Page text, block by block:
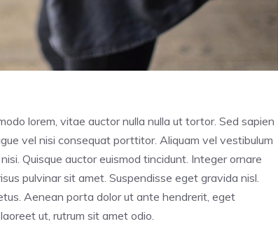
lorem, vitae auctor nulla nulla ut tortor. Sed sapien
vel nisi consequat porttitor. Aliquam vel vestibulum
Quisque auctor euismod tincidunt. Integer ornare
pulvinar sit amet. Suspendisse eget gravida nisl.
Aenean porta dolor ut ante hendrerit, eget
ut, rutrum sit amet odio.